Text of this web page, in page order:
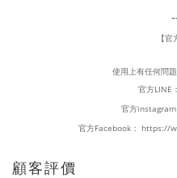
【官
使用上有任何問
官方LINE：
官方instagram
官方Facebook： https://
顧客評價